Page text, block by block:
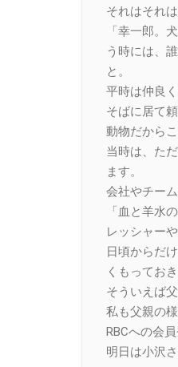
それはそれ
「幸一郎。
う時には、
と。
平時は仲良
そばに居て
動物だから
当時は、た
ます。
会社やチー
「血と羊水
レッシャー
日頃からだ
くもってお
そういえば
私も父親の
RBCへの会
明日は小沢さ